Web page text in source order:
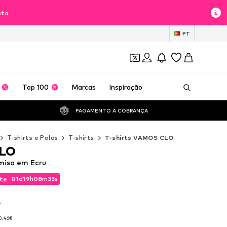
PT
Top 100 Marcas Inspiração
PAGAMENTO À COBRANÇA
T-shirts e Polos T-shirts T-shirts VAMOS CLO
01d19h08m32s
01d19h08m32s
em Ecru